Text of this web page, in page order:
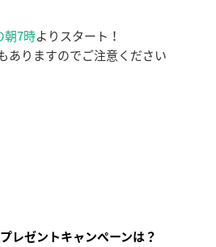
朝7時よりスタート！
ありますのでご注意ください
レゼントキャンペーンは？